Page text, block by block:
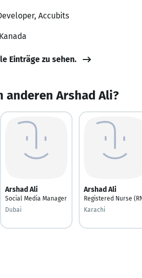
Accubits
Einträge zu sehen.
anderen Arshad Ali?
Arshad Ali
Social Media Manager
Dubai
Arshad Ali
Registered Nurse
Karachi